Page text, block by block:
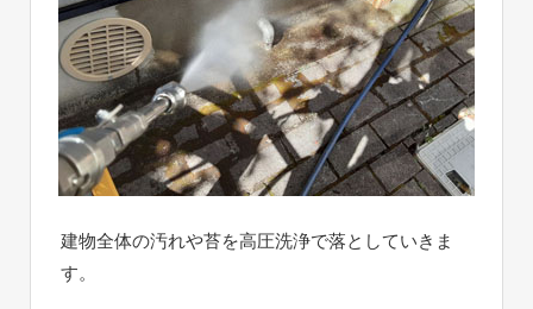
建物全体の汚れや苔を高圧洗浄で落としていきま
す。